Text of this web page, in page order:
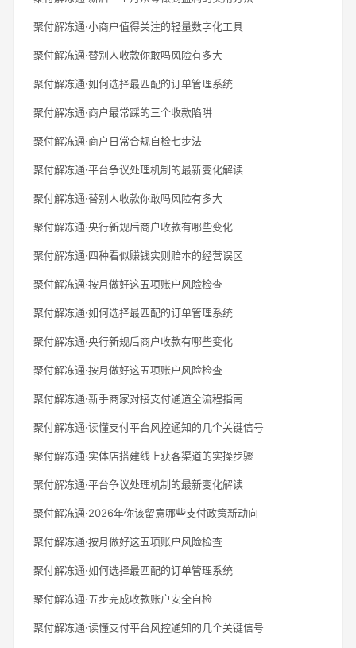
聚付解冻通·小商户值得关注的轻量数字化工具
聚付解冻通·替别人收款你敢吗风险有多大
聚付解冻通·如何选择最匹配的订单管理系统
聚付解冻通·商户最常踩的三个收款陷阱
聚付解冻通·商户日常合规自检七步法
聚付解冻通·平台争议处理机制的最新变化解读
聚付解冻通·替别人收款你敢吗风险有多大
聚付解冻通·央行新规后商户收款有哪些变化
聚付解冻通·四种看似赚钱实则赔本的经营误区
聚付解冻通·按月做好这五项账户风险检查
聚付解冻通·如何选择最匹配的订单管理系统
聚付解冻通·央行新规后商户收款有哪些变化
聚付解冻通·按月做好这五项账户风险检查
聚付解冻通·新手商家对接支付通道全流程指南
聚付解冻通·读懂支付平台风控通知的几个关键信号
聚付解冻通·实体店搭建线上获客渠道的实操步骤
聚付解冻通·平台争议处理机制的最新变化解读
聚付解冻通·2026年你该留意哪些支付政策新动向
聚付解冻通·按月做好这五项账户风险检查
聚付解冻通·如何选择最匹配的订单管理系统
聚付解冻通·五步完成收款账户安全自检
聚付解冻通·读懂支付平台风控通知的几个关键信号